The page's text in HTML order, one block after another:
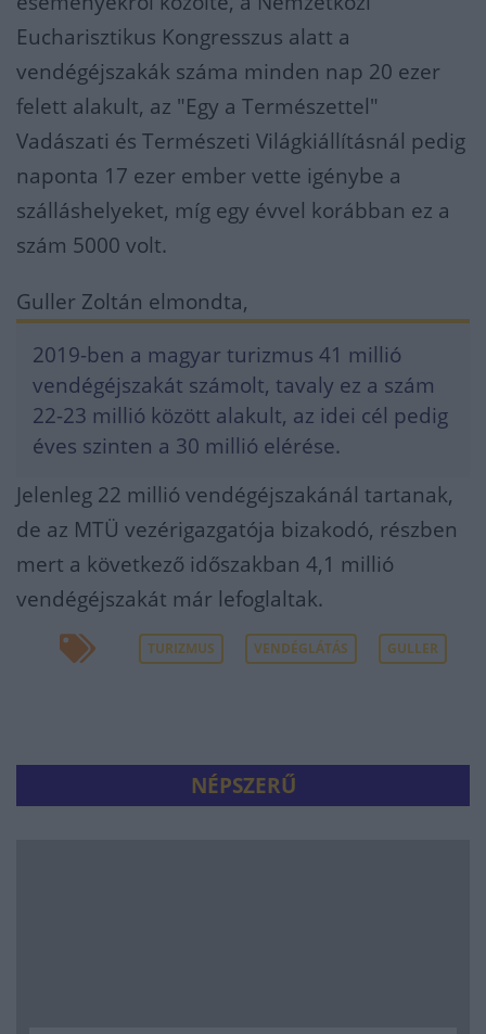
Eucharisztikus Kongresszus alatt a
vendégéjszakák száma minden nap 20 ezer
felett alakult, az "Egy a Természettel"
Vadászati és Természeti Világkiállításnál pedig
naponta 17 ezer ember vette igénybe a
szálláshelyeket, míg egy évvel korábban ez a
szám 5000 volt.
Guller Zoltán elmondta,
2019-ben a magyar turizmus 41 millió
vendégéjszakát számolt, tavaly ez a szám
22-23 millió között alakult, az idei cél pedig
éves szinten a 30 millió elérése.
Jelenleg 22 millió vendégéjszakánál tartanak,
de az MTÜ vezérigazgatója bizakodó, részben
mert a következő időszakban 4,1 millió
vendégéjszakát már lefoglaltak.
TURIZMUS VENDÉGLÁTÁS GULLER
NÉPSZERŰ